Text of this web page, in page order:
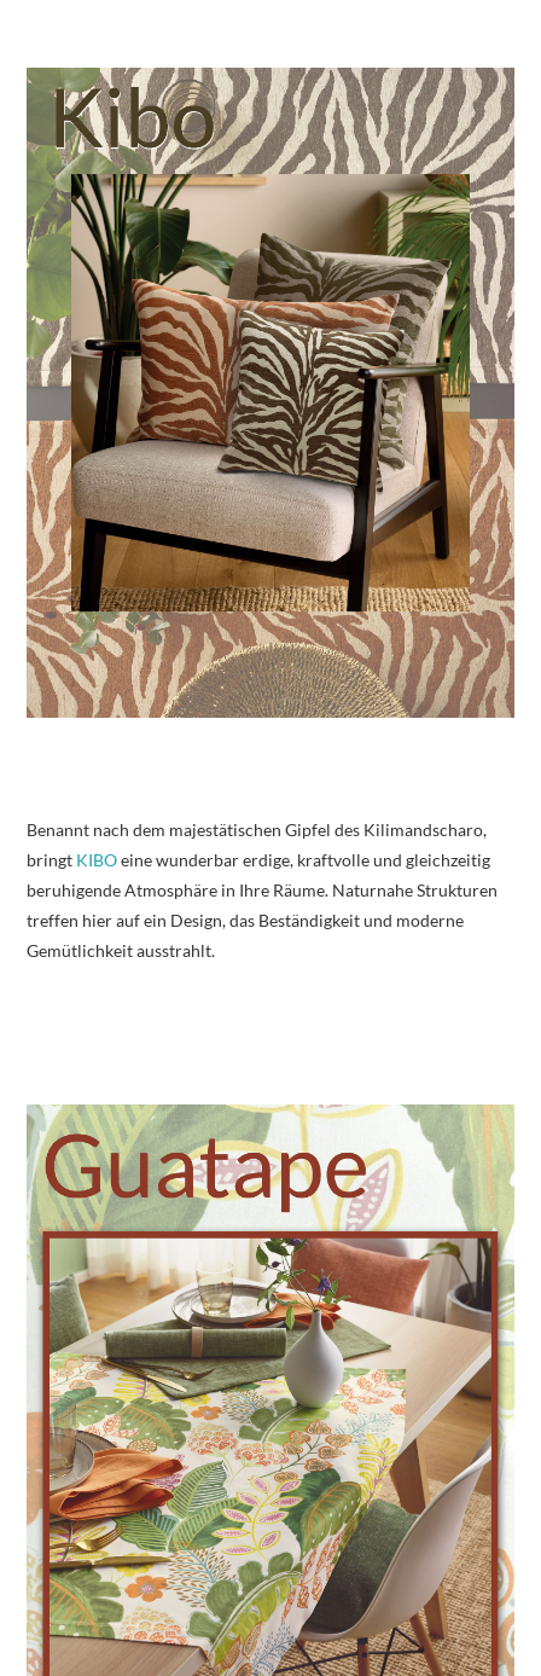
Benannt nach dem majestätischen Gipfel des Kilimandscharo,
bringt KIBOeine wunderbar erdige, kraftvolle und gleichzeitig
beruhigende Atmosphäre in Ihre Räume. Naturnahe Strukturen
treffen hier auf ein Design, das Beständigkeit und moderne
Gemütlichkeit ausstrahlt.